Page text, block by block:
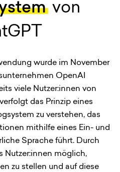
von
wurde im November
OpenAI
viele Nutzer:innen von
das Prinzip eines
zu verstehen, das
mithilfe eines Ein- und
Sprache führt. Durch
Nutzer:innen möglich,
zu stellen und auf diese